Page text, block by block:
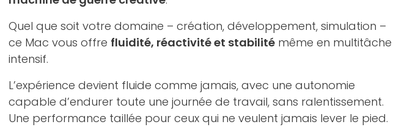
Quel que soit votre domaine – création, développement, simulation –
ce Mac vous offre fluidité, réactivité et stabilité même en multitâche
intensif.
L’expérience devient fluide comme jamais, avec une autonomie
capable d’endurer toute une journée de travail, sans ralentissement.
Une performance taillée pour ceux qui ne veulent jamais lever le pied.